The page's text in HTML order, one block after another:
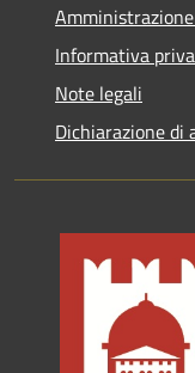
Informativa
Note legali
Dichiarazione di